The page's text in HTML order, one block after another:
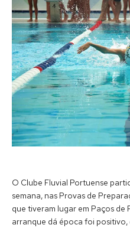
O Clube Fluvial Portuense
semana, nas Provas de
que tiveram lugar em Paços de
arranque dá época foi